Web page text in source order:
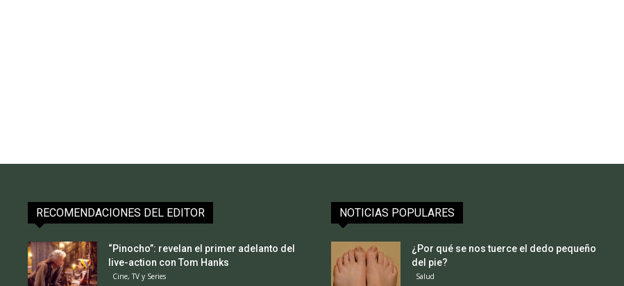
RECOMENDACIONES DEL EDITOR
“Pinocho”: revelan el primer adelanto del
live-action con Tom Hanks
Cine, TV y Series
NOTICIAS POPULARES
¿Por qué se nos tuerce el dedo pequeño
del pie?
Salud